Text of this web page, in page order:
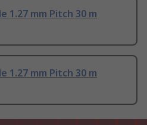
1.27 mm Pitch 30 m
1.27 mm Pitch 30 m